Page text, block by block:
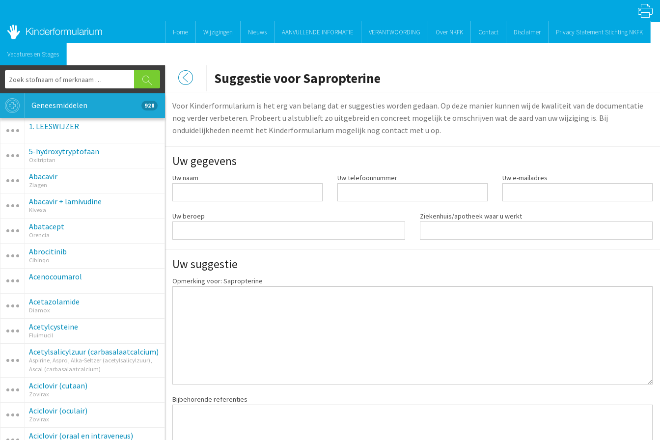
Home Wijzigingen Nieuws AANVULLENDE INFORMATIE VERANTWOORDING Over NKFK Contact Disclaimer Privacy Statement Stichting NKFK
Vacatures en Stages
Geneesmiddelen 928
1. LEESWIJZER
5-hydroxytryptofaan
Oxitriptan
Abacavir
Ziagen
Abacavir + lamivudine
Kivexa
Abatacept
Orencia
Abrocitinib
Cibinqo
Acenocoumarol
Acetazolamide
Diamox
Acetylcysteine
Fluimucil
Acetylsalicylzuur (carbasalaatcalcium)
Aspirine, Aspro, Alka-Seltzer (acetylsalicylzuur),
Ascal (carbasalaatcalcium)
Aciclovir (cutaan)
Zovirax
Aciclovir (oculair)
Zovirax
Aciclovir (oraal en intraveneus)
Suggestie voor Sapropterine
Voor Kinderformularium is het erg van belang dat er suggesties worden gedaan. Op deze manier kunnen wij de kwaliteit van de documentatie
nog verder verbeteren. Probeert u alstublieft zo uitgebreid en concreet mogelijk te omschrijven wat de aard van uw wijziging is. Bij
onduidelijkheden neemt het Kinderformularium mogelijk nog contact met u op.
Uw gegevens
Uw naam Uw telefoonnummer Uw e-mailadres
Uw beroep Ziekenhuis/apotheek waar u werkt
Uw suggestie
Opmerking voor: Sapropterine
Bijbehorende referenties